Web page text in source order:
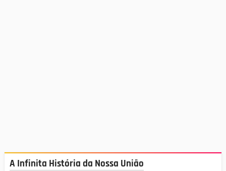
A Infinita História da Nossa União